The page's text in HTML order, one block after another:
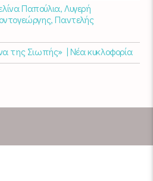
Παπούλια, Λυγερή
Παντελής
της Σιωπής» | Νέα κυκλοφορία